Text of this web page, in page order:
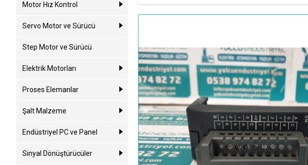
Motor Hız Kontrol
Servo Motor ve Sürücü
Step Motor ve Sürücü
Elektrik Motorları
Proses Elemanlar
Şalt Malzeme
Endüstriyel PC ve Panel
Sinyal Dönüştürücüler